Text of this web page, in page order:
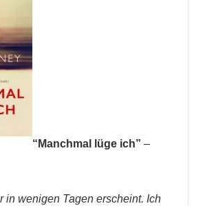
“Manchmal lüge ich” –
in wenigen Tagen erscheint. Ich